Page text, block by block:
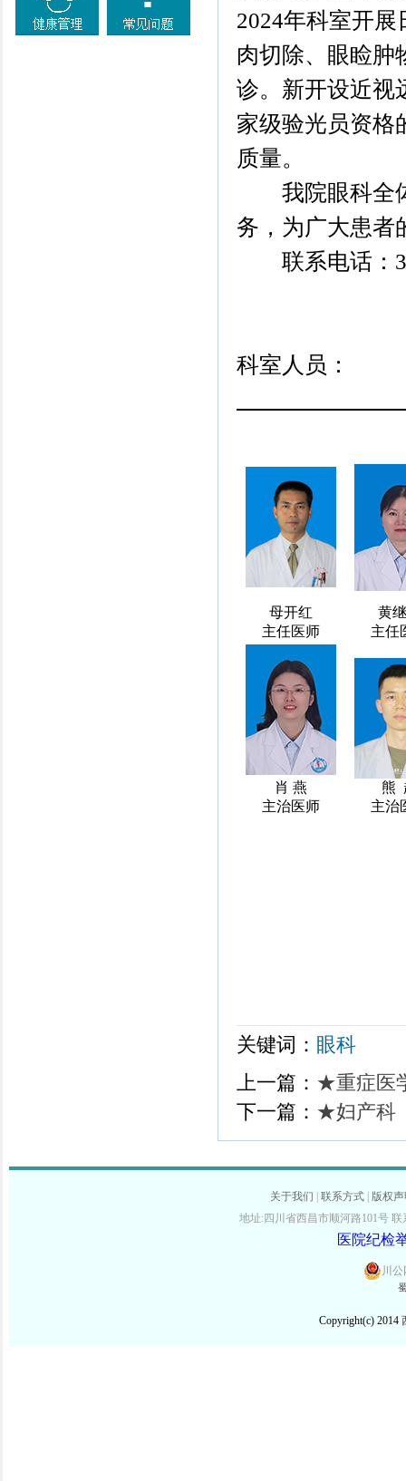
2024年科室开
肉切除、眼睑肿
诊。新开设近视
家级验光员资格
质量。
我院眼科全体
务，为广大患者
联系电话：
科室人员：
母开红
黄
主任医师
主任
肖 燕
熊
主治医师
主治
关键词： 眼科
上一篇： ★重症医
下一篇： ★妇产科
关于我们 联系方式
版权
地址:四川省西昌市顺河路101号 联
医院纪检
川公
Copyright(c) 2014